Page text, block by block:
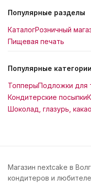
Популярные разделы
КаталогРозничный
Пищевая печать
Популярные категории
ТопперыПодложки для
Кондитерские посыпки
Шоколад, глазурь, какао
Магазин nextcake в
кондитеров и